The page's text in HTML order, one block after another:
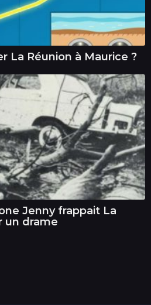
La Réunion à Maurice ?
Jenny frappait La
un drame